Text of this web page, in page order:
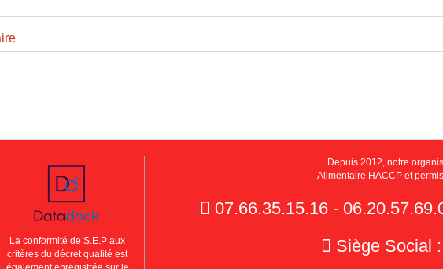
La conformité de S.E.P aux
critères du décret qualité est
Depuis 2012, notre
Alimentaire HACCP et
07.66.35.15.16 -
Siège Social :